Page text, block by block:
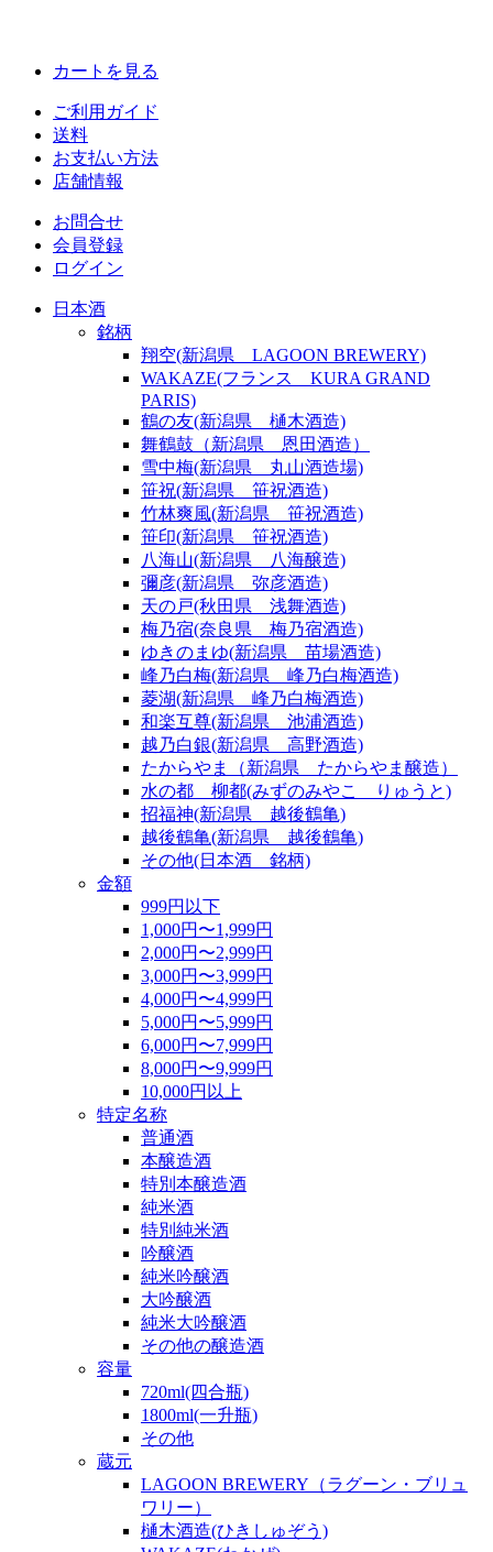
カートを見る
ご利用ガイド
送料
お支払い方法
店舗情報
お問合せ
会員登録
ログイン
日本酒
銘柄
翔空(新潟県 LAGOON BREWERY)
WAKAZE(フランス KURA GRAND
PARIS)
鶴の友(新潟県 樋木酒造)
舞鶴鼓（新潟県 恩田酒造）
雪中梅(新潟県 丸山酒造場)
笹祝(新潟県 笹祝酒造)
竹林爽風(新潟県 笹祝酒造)
笹印(新潟県 笹祝酒造)
八海山(新潟県 八海醸造)
彌彦(新潟県 弥彦酒造)
天の戸(秋田県 浅舞酒造)
梅乃宿(奈良県 梅乃宿酒造)
ゆきのまゆ(新潟県 苗場酒造)
峰乃白梅(新潟県 峰乃白梅酒造)
菱湖(新潟県 峰乃白梅酒造)
和楽互尊(新潟県 池浦酒造)
越乃白銀(新潟県 高野酒造)
たからやま（新潟県 たからやま醸造）
水の都 柳都(みずのみやこ りゅうと)
招福神(新潟県 越後鶴亀)
越後鶴亀(新潟県 越後鶴亀)
その他(日本酒 銘柄)
金額
999円以下
1,000円〜1,999円
2,000円〜2,999円
3,000円〜3,999円
4,000円〜4,999円
5,000円〜5,999円
6,000円〜7,999円
8,000円〜9,999円
10,000円以上
特定名称
普通酒
本醸造酒
特別本醸造酒
純米酒
特別純米酒
吟醸酒
純米吟醸酒
大吟醸酒
純米大吟醸酒
その他の醸造酒
容量
720ml(四合瓶)
1800ml(一升瓶)
その他
蔵元
LAGOON BREWERY（ラグーン・ブリュ
ワリー）
樋木酒造(ひきしゅぞう)